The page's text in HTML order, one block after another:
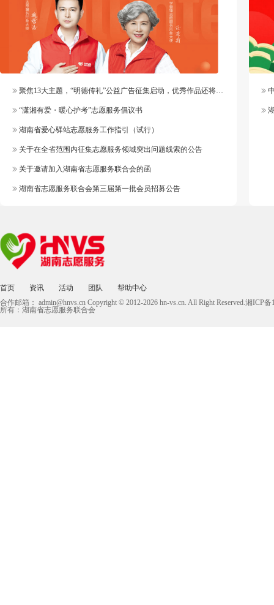
聚焦13大主题，“明德传礼”公益广告征集启动，优秀作品还将纳入官方作品库
“潇湘有爱・暖心护考”志愿服务倡议书
湖南省爱心驿站志愿服务工作指引（试行）
关于在全省范围内征集志愿服务领域突出问题线索的公告
关于邀请加入湖南省志愿服务联合会的函
湖南省志愿服务联合会第三届第一批会员招募公告
首页 资讯 活动 团队
帮助中心
合作邮箱： admin@hnvs.cn Copyright © 2012-2026 hn-vs.cn. All Right Reserved.湘ICP
所有：湖南省志愿服务联合会